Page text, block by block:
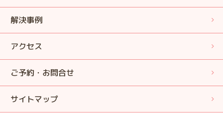
解決事例
アクセス
ご予約・お問合せ
サイトマップ